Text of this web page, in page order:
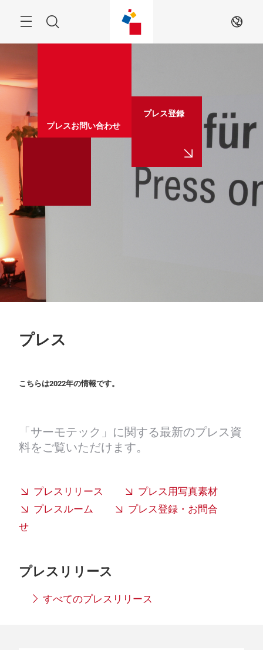
JA
プレスお問い合わせ
プレス登録
プレス
こちらは2022年の情報です。
「サーモテック」に関する最新のプレス資
料をご覧いただけます。
プレスリリース
プレス用写真素材
プレスルーム
プレス登録・お問合
せ
プレスリリース
すべてのプレスリリース